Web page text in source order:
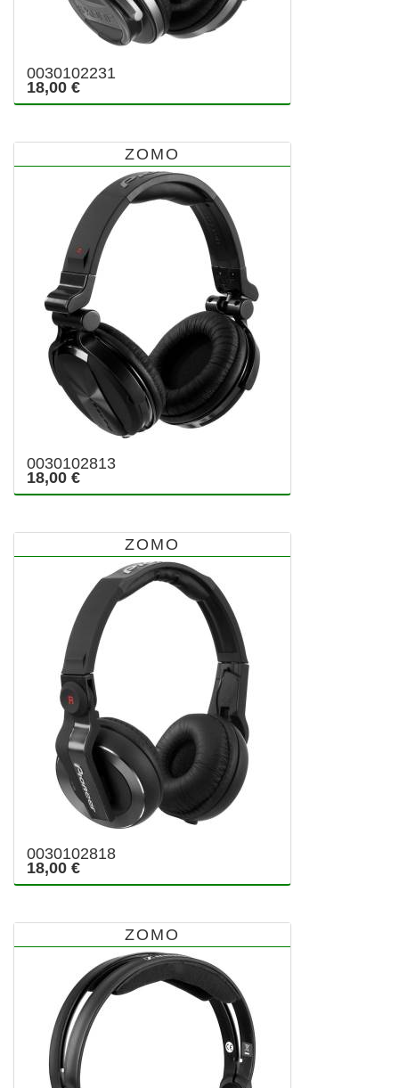
0030102231
18,00 €
ZOMO
0030102813
18,00 €
ZOMO
0030102818
18,00 €
ZOMO